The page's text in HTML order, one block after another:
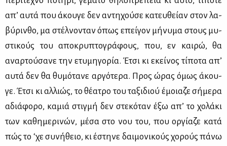
απ’ αυ­τά που άκου­γε δεν αντη­χού­σε κα­τευ­θεί­αν στον λα­
βύ­ριν­θο, μα στέλ­νο­νταν όπως επεί­γον μή­νυ­μα στους μυ­
στι­κούς του απο­κρυ­πτο­γρά­φους, που, εν και­ρώ, θα
αναρ­τού­σα­νε την ετυ­μη­γο­ρία. Έτσι κι εκεί­νος τί­πο­τα απ’
αυ­τά δεν θα θυ­μό­τα­νε αρ­γό­τε­ρα. Προς ώρας όμως άκου­
γε. Έτσι κι αλ­λιώς, το θέ­α­τρο του τα­ξι­διού έμοια­ζε σή­με­ρα
αδιά­φο­ρο, κα­μιά στιγ­μή δεν στε­κό­ταν έξω απ’ το χο­λά­κι
των κα­θη­με­ρι­νών, μέ­σα στο νου του, που ορ­γί­α­ζε κα­τά
πώς το ‘χε συ­νή­θειο, κι έστη­νε δαι­μο­νι­κούς χο­ρούς πά­νω